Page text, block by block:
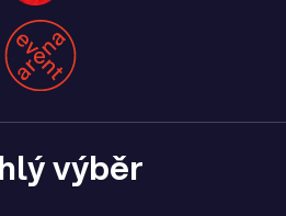
výběr